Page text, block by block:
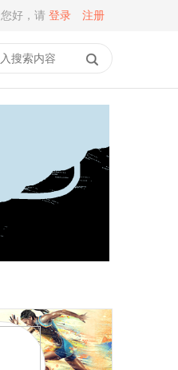
您好，请 登录 注册